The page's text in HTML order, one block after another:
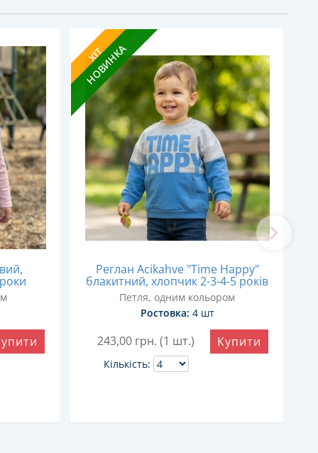
ХІТ
НОВИНКА
Реглан Acikahve "Time Happy"
блакитний, хлопчик 2-3-4-5 років
Петля, одним кольором
Ростовка: 4 шт
243,00 грн. (1 шт.)
Кількість:
Купити